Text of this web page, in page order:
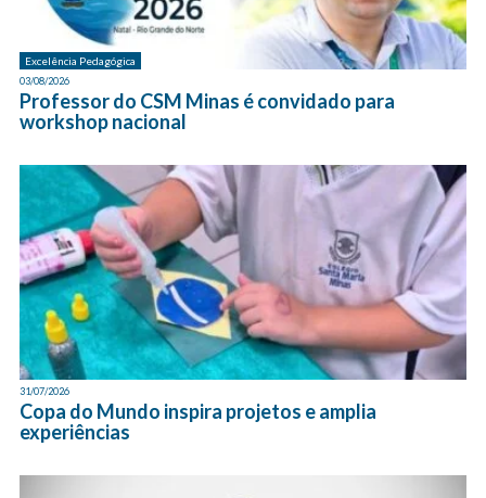
Excelência Pedagógica
03/08/2026
Professor do CSM Minas é convidado para
workshop nacional
31/07/2026
Copa do Mundo inspira projetos e amplia
experiências